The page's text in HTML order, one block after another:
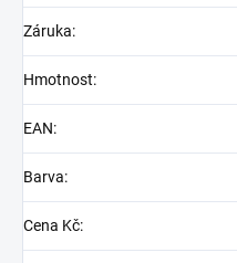
Záruka:
Hmotnost:
EAN:
Barva:
Cena Kč: